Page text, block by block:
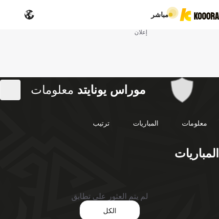
مباشر
إعلان
موراس يونايتد معلومات
معلومات المباريات ترتيب
المباريات
لم يتم العثور على تطابق
الكل